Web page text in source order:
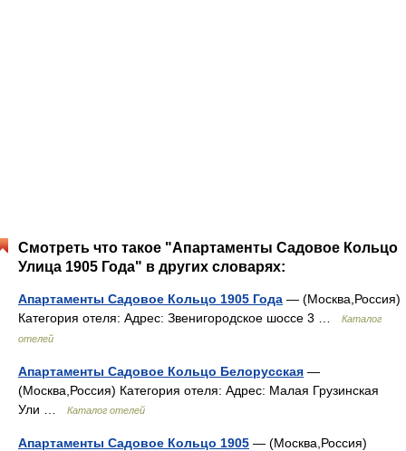
Смотреть что такое "Апартаменты Садовое Кольцо
Улица 1905 Года" в других словарях:
Апартаменты Садовое Кольцо 1905 Года — (Москва,Россия)
Категория отеля: Адрес: Звенигородское шоссе 3 …
Каталог
отелей
Апартаменты Садовое Кольцо Белорусская —
(Москва,Россия) Категория отеля: Адрес: Малая Грузинская
Ули …
Каталог отелей
Апартаменты Садовое Кольцо 1905 — (Москва,Россия)